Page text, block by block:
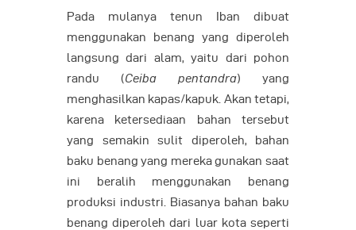
Pada mulanya tenun Iban dibuat
menggunakan benang yang diperoleh
langsung dari alam, yaitu dari pohon
randu (Ceiba pentandra) yang
menghasilkan kapas/kapuk. Akan tetapi,
karena ketersediaan bahan tersebut
yang semakin sulit diperoleh, bahan
baku benang yang mereka gunakan saat
ini beralih menggunakan benang
produksi industri. Biasanya bahan baku
benang diperoleh dari luar kota seperti